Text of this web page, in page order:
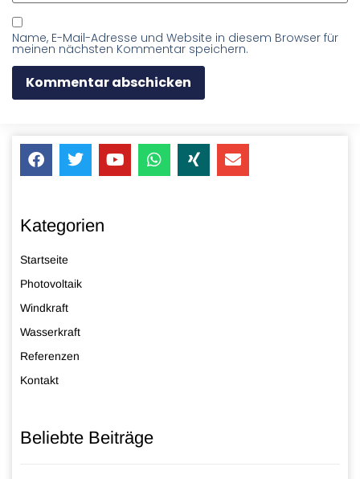
Name, E-Mail-Adresse und Website in diesem Browser für
meinen nächsten Kommentar speichern.
Kategorien
Startseite
Photovoltaik
Windkraft
Wasserkraft
Referenzen
Kontakt
Beliebte Beiträge